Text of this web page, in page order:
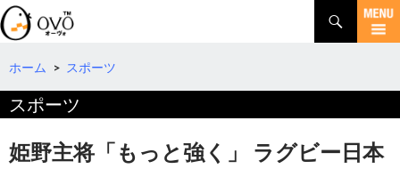
検
索
コ
テ
へ
動
ホーム > スポーツ
スポーツ
姫野主将「もっと強く」 ラグビー日本